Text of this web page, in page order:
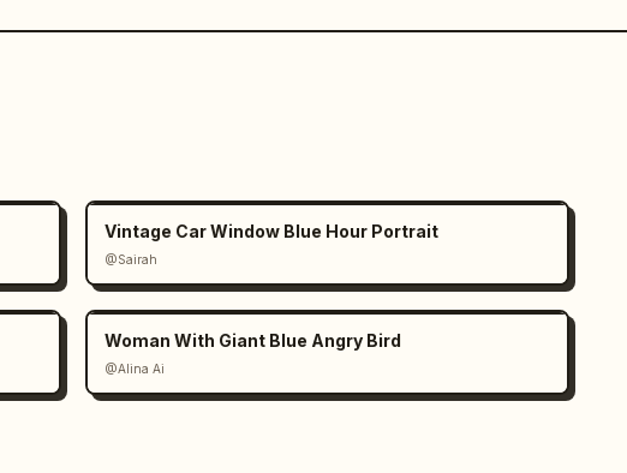
Vintage Car Window Blue Hour Portrait
@Sairah
Woman With Giant Blue Angry Bird
@Alina Ai